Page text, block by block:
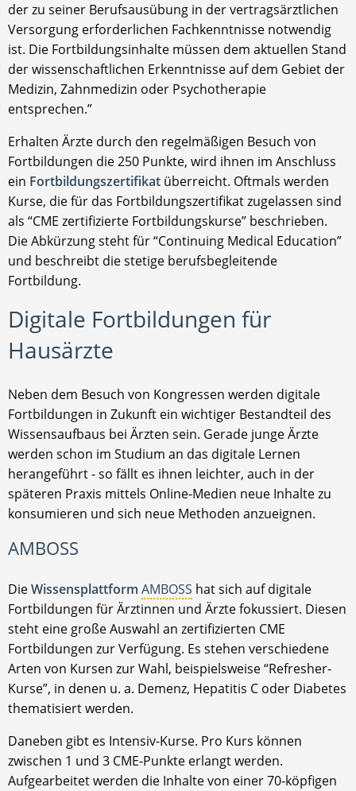
der zu seiner Berufsausübung in der vertragsärztlichen
Versorgung erforderlichen Fachkenntnisse notwendig
ist. Die Fortbildungsinhalte müssen dem aktuellen Stand
der wissenschaftlichen Erkenntnisse auf dem Gebiet der
Medizin, Zahnmedizin oder Psychotherapie
entsprechen.”
Erhalten Ärzte durch den regelmäßigen Besuch von
Fortbildungen die 250 Punkte, wird ihnen im Anschluss
ein Fortbildungszertifikat überreicht. Oftmals werden
Kurse, die für das Fortbildungszertifikat zugelassen sind
als “CME zertifizierte Fortbildungskurse” beschrieben.
Die Abkürzung steht für “Continuing Medical Education”
und beschreibt die stetige berufsbegleitende
Fortbildung.
Digitale Fortbildungen für
Hausärzte
Neben dem Besuch von Kongressen werden digitale
Fortbildungen in Zukunft ein wichtiger Bestandteil des
Wissensaufbaus bei Ärzten sein. Gerade junge Ärzte
werden schon im Studium an das digitale Lernen
herangeführt - so fällt es ihnen leichter, auch in der
späteren Praxis mittels Online-Medien neue Inhalte zu
konsumieren und sich neue Methoden anzueignen.
AMBOSS
DieWissensplattform AMBOSS hat sich auf digitale
Fortbildungen für Ärztinnen und Ärzte fokussiert. Diesen
steht eine große Auswahl an zertifizierten CME
Fortbildungen zur Verfügung. Es stehen verschiedene
Arten von Kursen zur Wahl, beispielsweise “Refresher-
Kurse”, in denen u. a. Demenz, Hepatitis C oder Diabetes
thematisiert werden.
Daneben gibt es Intensiv-Kurse. Pro Kurs können
zwischen 1 und 3 CME-Punkte erlangt werden.
Aufgearbeitet werden die Inhalte von einer 70-köpfigen